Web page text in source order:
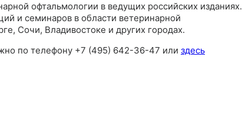
офтальмологии в ведущих российских изданиях.
и семинаров в области ветеринарной
Сочи, Владивостоке и других городах.
по телефону +7 (495) 642-36-47 или здесь